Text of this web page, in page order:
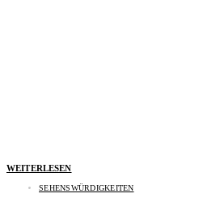
WEITERLESEN
SEHENSWÜRDIGKEITEN